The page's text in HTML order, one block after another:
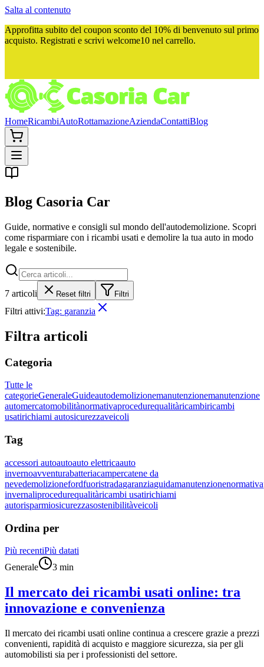
Salta al contenuto
Approfitta subito del coupon sconto del 10% di benvenuto sul primo
acquisto. Registrati e scrivi welcome10 nel carrello.
HomeRicambiAutoRottamazioneAziendaContattiBlog
Blog Casoria Car
Guide, normative e consigli sul mondo dell'autodemolizione. Scopri
come risparmiare con i ricambi usati e demolire la tua auto in modo
legale e sostenibile.
7 articoli Reset filtri Filtri
Filtri attivi:Tag: garanzia
Filtra articoli
Categoria
Tutte le
categorieGeneraleGuideautodemolizionemanutenzionemanutenzione
automercatomobilitànormativaprocedurequalitàricambiricambi
usatirichiami autosicurezzaveicoli
Tag
accessori autoautoauto elettricaauto
invernoavventurabatteriacampercatene da
nevedemolizionefordfuoristradagaranziaguidamanutenzionenormativa
invernaliprocedurequalitàricambi usatirichiami
autorisparmiosicurezzasostenibilitàveicoli
Ordina per
Più recentiPiù datati
Generale
3 min
Il mercato dei ricambi usati online: tra
innovazione e convenienza
Il mercato dei ricambi usati online continua a crescere grazie a prezzi
convenienti, rapidità di acquisto e maggiore sicurezza, sia per gli
automobilisti sia per i professionisti del settore.